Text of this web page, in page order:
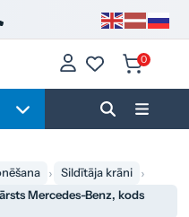
0
Sildītāja krāni
Mercedes-Benz, kods